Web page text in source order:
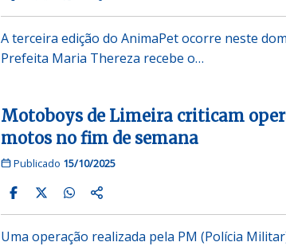
A terceira edição do AnimaPet ocorre neste
Prefeita Maria Thereza recebe o…
Motoboys de Limeira criticam
motos no fim de semana
Publicado 15/10/2025
Uma operação realizada pela PM (Polícia